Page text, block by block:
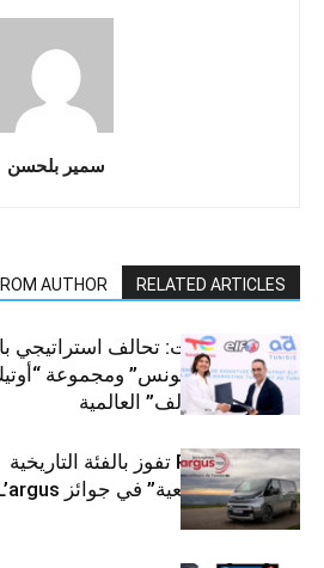
سمير بلحسن
RELATED ARTICLES
AUTHOR
قطاع السيارات: تحالف استراتيجي
“توتال إنرجيز تونس” ومجموعة
لتوزيع زيوت “إلف” العالمية
كيا PV5 Cargo تفوز بالفئة التاريخية
2026